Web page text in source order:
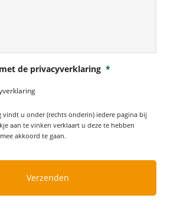
de privacyverklaring *
vindt u onder (rechts onderin) iedere pagina bij
aan te vinken verklaart u deze te hebben
akkoord te gaan.